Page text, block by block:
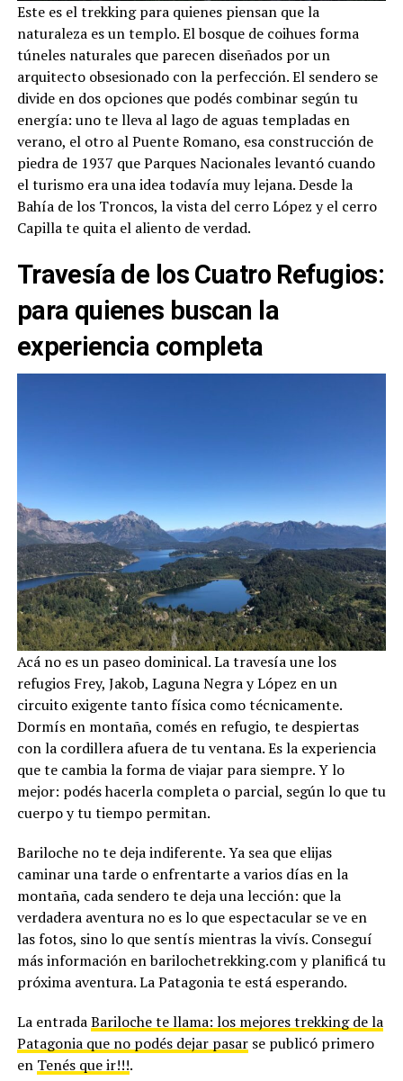
Este es el trekking para quienes piensan que la
naturaleza es un templo. El bosque de coihues forma
túneles naturales que parecen diseñados por un
arquitecto obsesionado con la perfección. El sendero se
divide en dos opciones que podés combinar según tu
energía: uno te lleva al lago de aguas templadas en
verano, el otro al Puente Romano, esa construcción de
piedra de 1937 que Parques Nacionales levantó cuando
el turismo era una idea todavía muy lejana. Desde la
Bahía de los Troncos, la vista del cerro López y el cerro
Capilla te quita el aliento de verdad.
Travesía de los Cuatro Refugios:
para quienes buscan la
experiencia completa
Acá no es un paseo dominical. La travesía une los
refugios Frey, Jakob, Laguna Negra y López en un
circuito exigente tanto física como técnicamente.
Dormís en montaña, comés en refugio, te despiertas
con la cordillera afuera de tu ventana. Es la experiencia
que te cambia la forma de viajar para siempre. Y lo
mejor: podés hacerla completa o parcial, según lo que tu
cuerpo y tu tiempo permitan.
Bariloche no te deja indiferente. Ya sea que elijas
caminar una tarde o enfrentarte a varios días en la
montaña, cada sendero te deja una lección: que la
verdadera aventura no es lo que espectacular se ve en
las fotos, sino lo que sentís mientras la vivís. Conseguí
más información en barilochetrekking.com y planificá tu
próxima aventura. La Patagonia te está esperando.
La entradaBariloche te llama: los mejores trekking de la
Patagonia que no podés dejar pasarse publicó primero
en Tenés que ir!!!.